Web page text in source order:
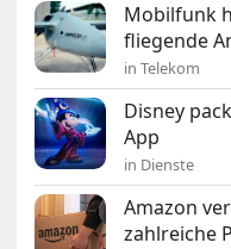
Mobilfunk
fliegende
in Telekom
Disney
App
in Dienste
Amazon
zahlreiche